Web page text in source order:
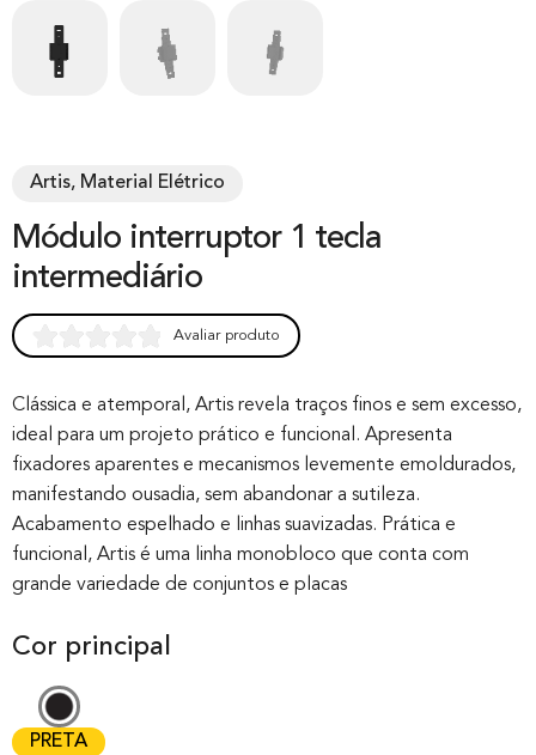
Artis, Material Elétrico
Módulo interruptor 1 tecla
intermediário
out of 0
based on
customer
rating
Avaliar produto
Clássica e atemporal, Artis revela traços finos e sem excesso,
ideal para um projeto prático e funcional. Apresenta
fixadores aparentes e mecanismos levemente emoldurados,
manifestando ousadia, sem abandonar a sutileza.
Acabamento espelhado e linhas suavizadas. Prática e
funcional, Artis é uma linha monobloco que conta com
grande variedade de conjuntos e placas
Cor principal
PRETA